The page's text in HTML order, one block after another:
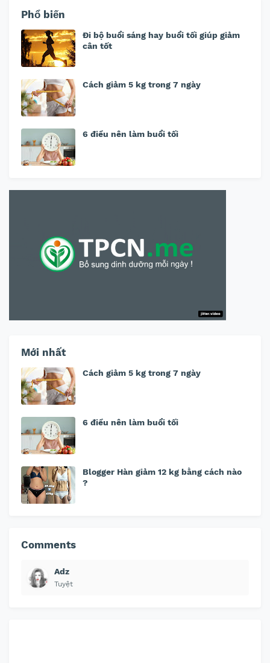
Phổ biến
Đi bộ buổi sáng hay buổi tối giúp giảm
cân tốt
Cách giảm 5 kg trong 7 ngày
6 điều nên làm buổi tối
Mới nhất
Cách giảm 5 kg trong 7 ngày
6 điều nên làm buổi tối
Blogger Hàn giảm 12 kg bằng cách nào
?
Comments
Adz
Tuyệt